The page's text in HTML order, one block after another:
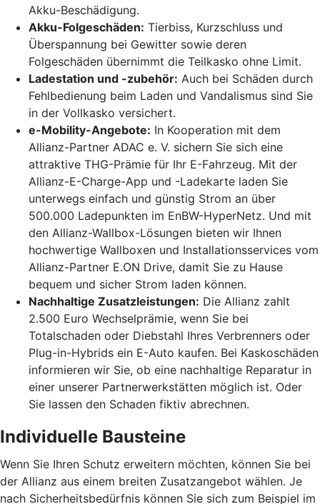
Akku-Beschädigung.
Akku-Folgeschäden: Tierbiss, Kurzschluss und
Überspannung bei Gewitter sowie deren
Folgeschäden übernimmt die Teilkasko ohne Limit.
Ladestation und -zubehör: Auch bei Schäden durch
Fehlbedienung beim Laden und Vandalismus sind Sie
in der Vollkasko versichert.
e-Mobility-Angebote: In Kooperation mit dem
Allianz-Partner ADAC e. V. sichern Sie sich eine
attraktive THG-Prämie für Ihr E-Fahrzeug. Mit der
Allianz-E-Charge-App und -Ladekarte laden Sie
unterwegs einfach und günstig Strom an über
500.000 Ladepunkten im EnBW-HyperNetz. Und mit
den Allianz-Wallbox-Lösungen bieten wir Ihnen
hochwertige Wallboxen und Installationsservices vom
Allianz-Partner E.ON Drive, damit Sie zu Hause
bequem und sicher Strom laden können.
Nachhaltige Zusatzleistungen: Die Allianz zahlt
2.500 Euro Wechselprämie, wenn Sie bei
Totalschaden oder Diebstahl Ihres Verbrenners oder
Plug-in-Hybrids ein E-Auto kaufen. Bei Kaskoschäden
informieren wir Sie, ob eine nachhaltige Reparatur in
einer unserer Partnerwerkstätten möglich ist. Oder
Sie lassen den Schaden fiktiv abrechnen.
Individuelle Bausteine
Wenn Sie Ihren Schutz erweitern möchten, können Sie bei
der Allianz aus einem breiten Zusatzangebot wählen. Je
nach Sicherheitsbedürfnis können Sie sich zum Beispiel im